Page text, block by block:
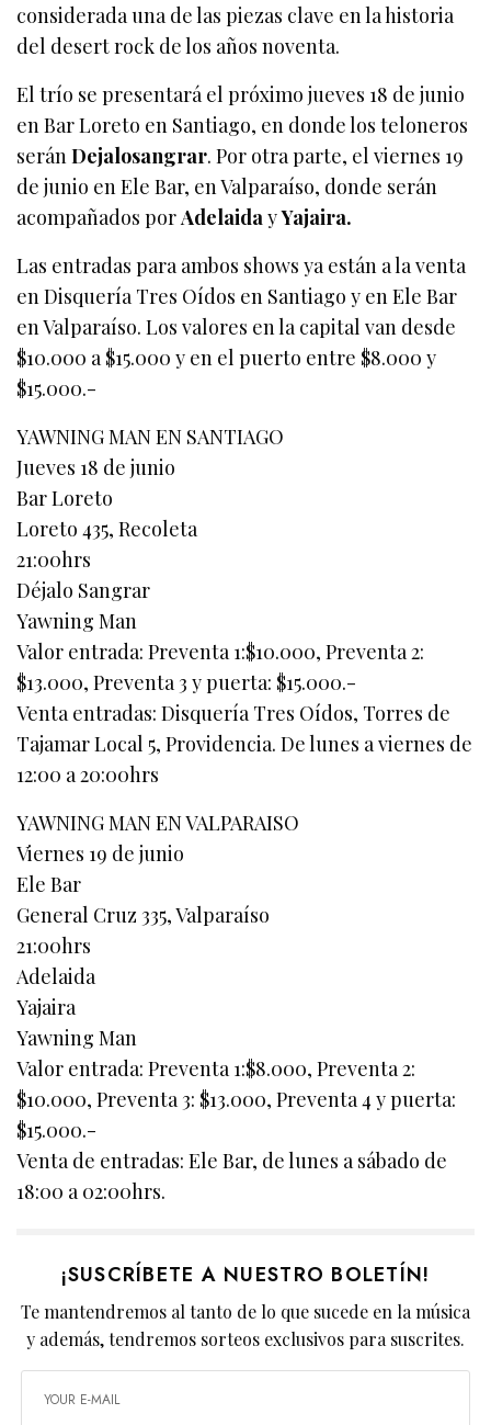
considerada una de las piezas clave en la historia
del desert rock de los años noventa.
El trío se presentará el próximo jueves 18 de junio
en Bar Loreto en Santiago, en donde los teloneros
seránDejalosangrar. Por otra parte, el viernes 19
de junio en Ele Bar, en Valparaíso, donde serán
acompañados porAdelaida yYajaira.
Las entradas para ambos shows ya están a la venta
en Disquería Tres Oídos en Santiago y en Ele Bar
en Valparaíso. Los valores en la capital van desde
$10.000 a $15.000 y en el puerto entre $8.000 y
$15.000.-
YAWNING MAN EN SANTIAGO
Jueves 18 de junio
Bar Loreto
Loreto 435, Recoleta
21:00hrs
Déjalo Sangrar
Yawning Man
Valor entrada: Preventa 1:$10.000, Preventa 2:
$13.000, Preventa 3 y puerta: $15.000.-
Venta entradas: Disquería Tres Oídos, Torres de
Tajamar Local 5, Providencia. De lunes a viernes de
12:00 a 20:00hrs
YAWNING MAN EN VALPARAISO
Viernes 19 de junio
Ele Bar
General Cruz 335, Valparaíso
21:00hrs
Adelaida
Yajaira
Yawning Man
Valor entrada: Preventa 1:$8.000, Preventa 2:
$10.000, Preventa 3: $13.000, Preventa 4 y puerta:
$15.000.-
Venta de entradas: Ele Bar, de lunes a sábado de
18:00 a 02:00hrs.
¡SUSCRÍBETE A NUESTRO BOLETÍN!
Te mantendremos al tanto de lo que sucede en la música
y además, tendremos sorteos exclusivos para suscrites.